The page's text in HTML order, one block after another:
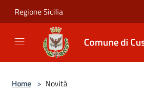
Regione Sicilia
Comune di
Home > Novità